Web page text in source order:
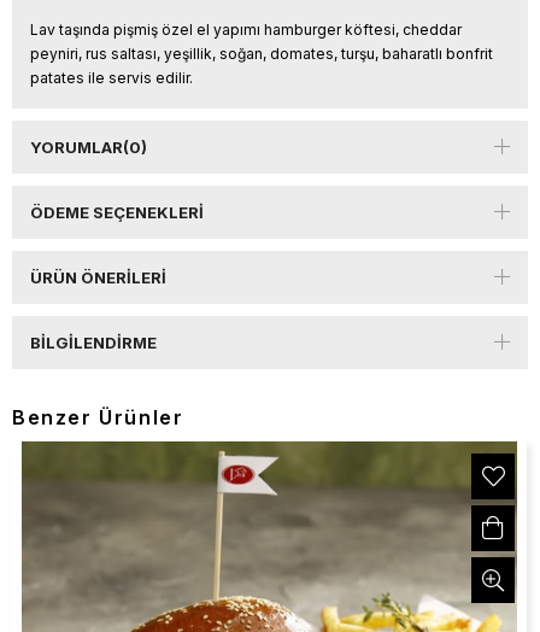
Lav taşında pişmiş özel el yapımı hamburger köftesi, cheddar
peyniri, rus saltası, yeşillik, soğan, domates, turşu, baharatlı bonfrit
patates ile servis edilir.
YORUMLAR(0)
ÖDEME SEÇENEKLERI
ÜRÜN ÖNERILERI
BILGILENDIRME
Benzer Ürünler